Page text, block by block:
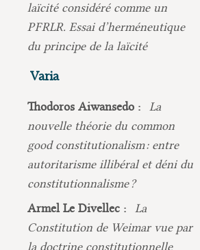
laïcité considéré comme un
PFRLR. Essai d’herméneutique
du principe de la laïcité
Varia
Thodoros Aiwansedo :
La
nouvelle théorie du common
good constitutionalism : entre
autoritarisme illibéral et déni du
constitutionnalisme ?
Armel Le Divellec :
La
Constitution de Weimar vue par
la doctrine constitutionnelle